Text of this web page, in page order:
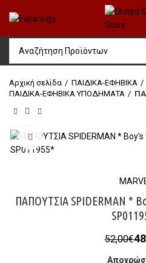
Αρχική σελίδα
ΠΑΙΔΙΚΑ-ΕΦΗΒΙΚΑ
ΠΑΙΔΙΚΑ-ΕΦΗΒΙΚΑ ΥΠΟΔΗΜΑΤΑ
Click to enlarge
ΠΑΠΟΥΤΣΙΑ SPIDERMAN *
52,00€